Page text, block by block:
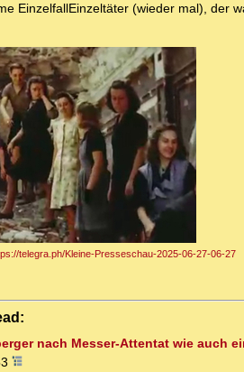
EinzelfallEinzeltäter (wieder mal), der
telegra.ph/Kleine-Presseschau-2025-06-27-06-27
nach Messer-Attentat wie auch